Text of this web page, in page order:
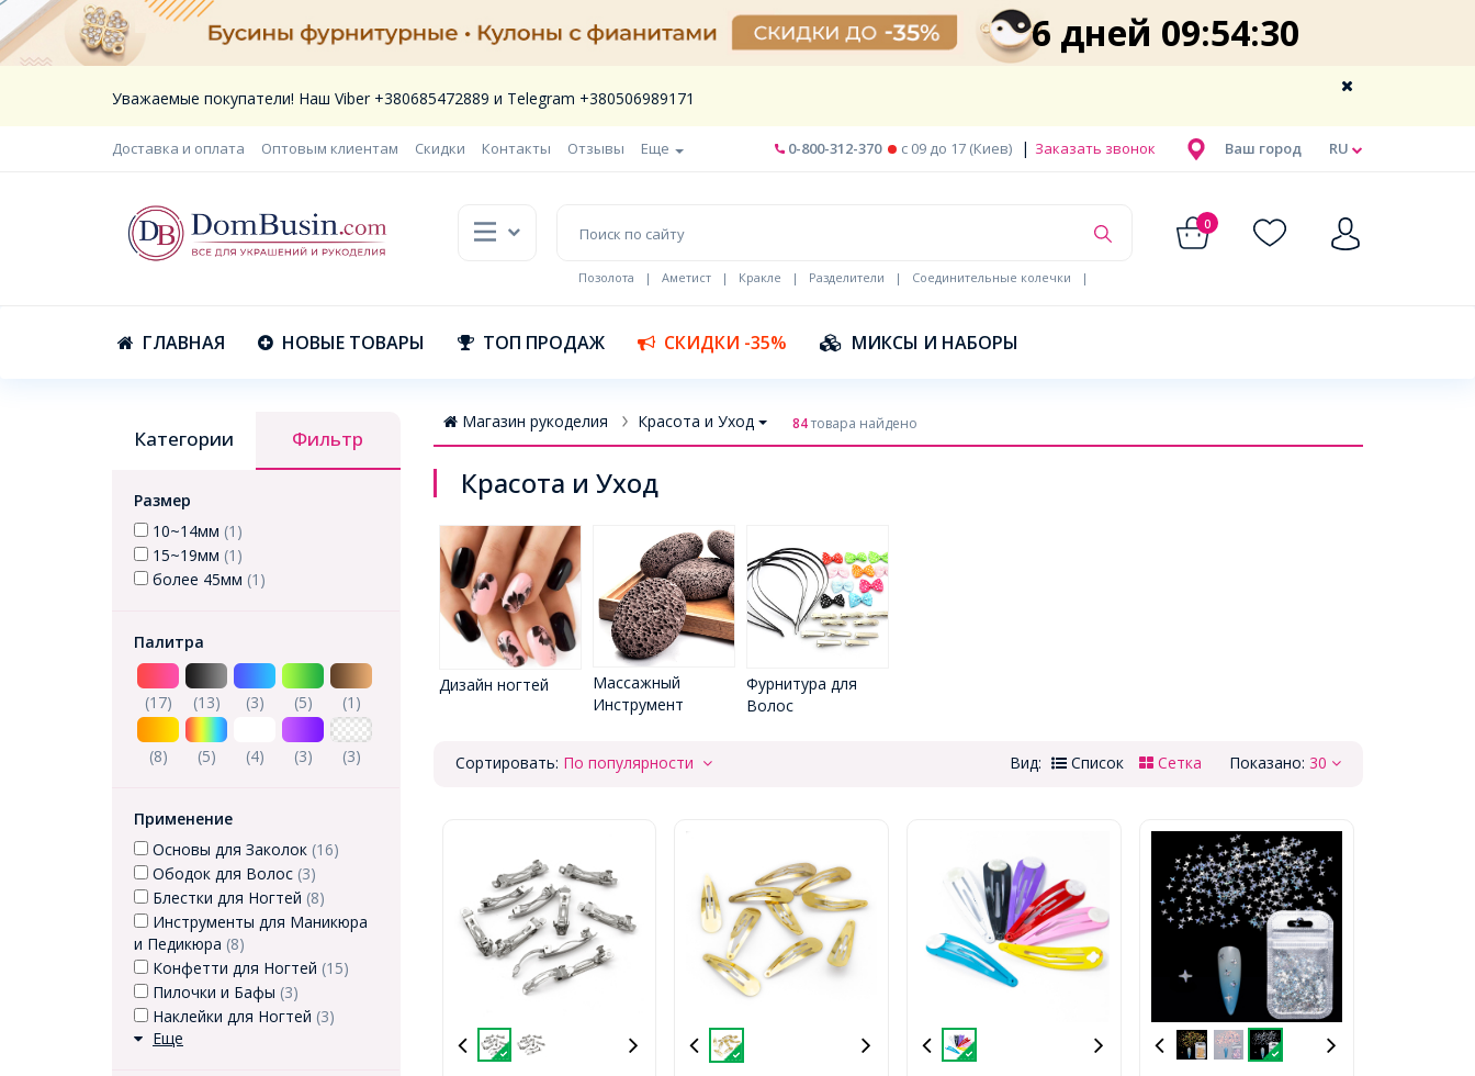
6 дней 09:54:29
Уважаемые покупатели! Наш Viber +380685472889 и Telegram +380506989171
Доставка и оплата Оптовым клиентам Скидки Контакты Отзывы Еще RU
Ваш город
0-800-312-370 c 09 до 17 (Киев) | Заказать звонок
0
Позолота | Аметист | Кракле | Разделители | Соединительные колечки
|
ГЛАВНАЯ НОВЫЕ ТОВАРЫ ТОП ПРОДАЖ СКИДКИ -35% МИКСЫ И НАБОРЫ
Категории Фильтр
Размер
10~14мм (1)
15~19мм (1)
более 45мм (1)
Палитра
(17) (13) (3) (5) (1)
(8) (5) (4) (3) (3)
Применение
Основы для Заколок (16)
Ободок для Волос (3)
Блестки для Ногтей (8)
Инструменты для Маникюра
и Педикюра (8)
Конфетти для Ногтей (15)
Пилочки и Бафы (3)
Наклейки для Ногтей (3)
Еще
Магазин рукоделия Красота и Уход 84товара найдено
Красота и Уход
Дизайн ногтей
Массажный
Инструмент
Фурнитура для
Волос
Сортировать: По популярности Показано: 30
Вид: Список Сетка